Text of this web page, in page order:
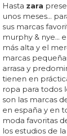
Hasta zara
unos meses...
sus marcas
murphy & nye...
más alta y el
marcas
arrasa y
tienen en
ropa para todos
son las marcas
en españa y en
moda favoritas
los estudios de